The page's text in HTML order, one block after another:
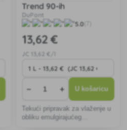
Trend 90-ih
DuPont
5.0(7)
13,62 €
13 ,62 €/l
− + U košaricu
Tekući pripravak za vlaženje u
obliku emulgirajućeg